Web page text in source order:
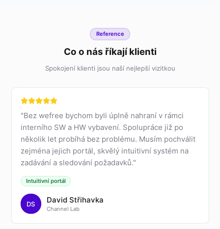
Reference
Co o nás říkají klienti
Spokojení klienti jsou naší nejlepší vizitkou
"Bez wefree bychom byli úplně nahraní v rámci
interního SW a HW vybavení. Spolupráce již po
několik let probíhá bez problému. Musím pochválit
zejména jejich portál, skvělý intuitivní systém na
zadávání a sledování požadavků."
Intuitivní portál
DS David Střihavka
Channel Lab